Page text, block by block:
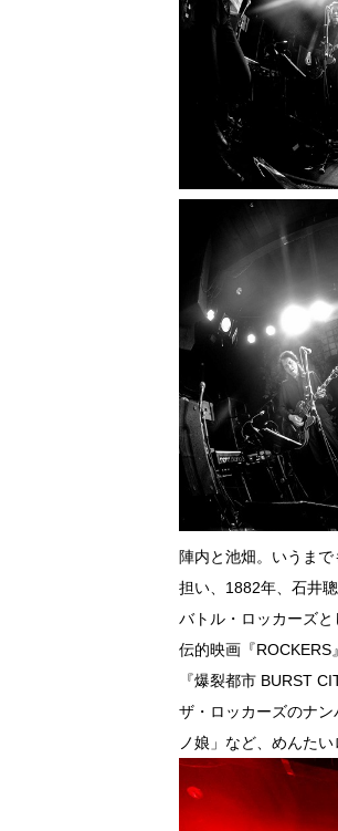
陣内と池畑。いうま
担い、1882年、石井
バトル・ロッカーズ
伝的映画『ROCKERS
『爆裂都市 BURST
ザ・ロッカーズのナ
ノ娘」など、めんた